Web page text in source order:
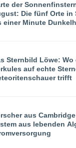
der
Die fünf Orte in
einer Minute
Sternbild Löwe:
auf echte
trifft
aus
aus lebenden